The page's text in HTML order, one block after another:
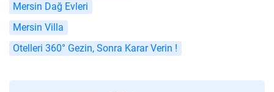
Mersin Dağ Evleri
Mersin Villa
Otelleri 360° Gezin, Sonra Karar Verin !